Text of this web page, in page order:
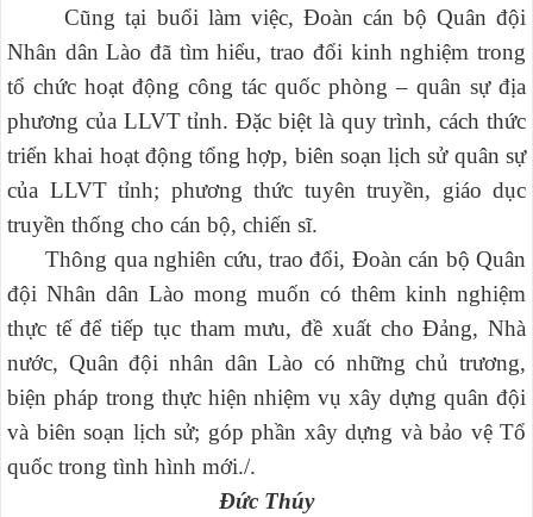
Cũng tại buổi làm việc, Đoàn cán bộ Quân đội
Nhân dân Lào đã tìm hiểu, trao đổi kinh nghiệm trong
tổ chức hoạt động công tác quốc phòng – quân sự địa
phương của LLVT tỉnh. Đặc biệt là quy trình, cách thức
triển khai hoạt động tổng hợp, biên soạn lịch sử quân sự
của LLVT tỉnh; phương thức tuyên truyền, giáo dục
truyền thống cho cán bộ, chiến sĩ.
Thông qua nghiên cứu, trao đổi, Đoàn cán bộ Quân
đội Nhân dân Lào mong muốn có thêm kinh nghiệm
thực tế để tiếp tục tham mưu, đề xuất cho Đảng, Nhà
nước, Quân đội nhân dân Lào có những chủ trương,
biện pháp trong thực hiện nhiệm vụ xây dựng quân đội
và biên soạn lịch sử; góp phần xây dựng và bảo vệ Tổ
quốc trong tình hình mới./.
Đức Thúy